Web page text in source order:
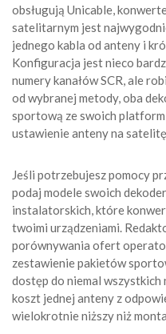
obsługują Unicable,
satelitarnym jest
jednego kabla od anteny i
Konfiguracja jest nieco
numery kanałów SCR, ale
od wybranej metody, oba
sportową ze swoich
ustawienie anteny na
Jeśli potrzebujesz pomocy
podaj modele swoich
instalatorskich, które
twoimi urządzeniami.
porównywania ofert
zestawienie pakietów
dostęp do niemal wszystkich
koszt jednej anteny z
wielokrotnie niższy niż